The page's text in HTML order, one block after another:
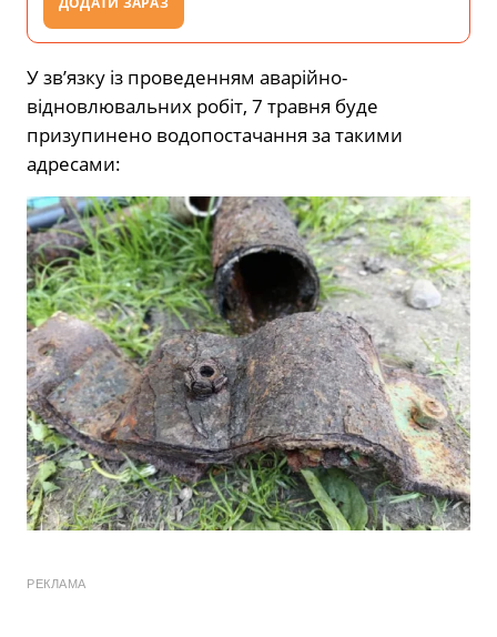
У зв’язку із проведенням аварійно-
відновлювальних робіт, 7 травня буде
призупинено водопостачання за такими
адресами:
РЕКЛАМА